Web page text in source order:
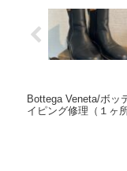
Bottega Veneta/ボッ
イピング修理（１ヶ